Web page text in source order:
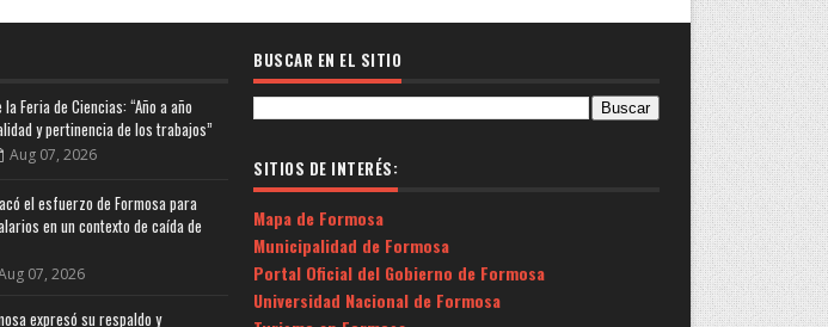
Feria de Ciencias: “Año a año
y pertinencia de los trabajos”
Aug 07, 2026
el esfuerzo de Formosa para
en un contexto de caída de
07, 2026
expresó su respaldo y
BUSCAR EN EL SITIO
SITIOS DE INTERÉS:
Mapa de Formosa
Municipalidad de Formosa
Portal Oficial del Gobierno de Formosa
Universidad Nacional de Formosa